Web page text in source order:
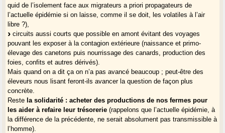
quid de l’isolement face aux migrateurs a priori propagateurs de
l’actuelle épidémie si on laisse, comme il se doit, les volatiles à l’air
libre ?),
circuits aussi courts que possible en amont évitant des voyages
pouvant les exposer à la contagion extérieure (naissance et primo-
élevage des canetons puis nourrissage des canards, production des
foies, confits et autres dérivés).
Mais quand on a dit ça on n’a pas avancé beaucoup ; peut-être des
éleveurs nous lisant feront-ils avancer la question de façon plus
concrète.
Reste la solidarité : acheter des productions de nos fermes pour
les aider à refaire leur trésorerie (rappelons que l’actuelle épidémie, à
la différence de la précédente, ne serait absolument pas transmissible à
l’homme).